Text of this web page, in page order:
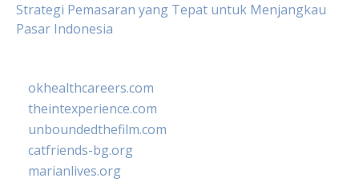
Strategi Pemasaran yang Tepat untuk Menjangkau
Pasar Indonesia
okhealthcareers.com
theintexperience.com
unboundedthefilm.com
catfriends-bg.org
marianlives.org